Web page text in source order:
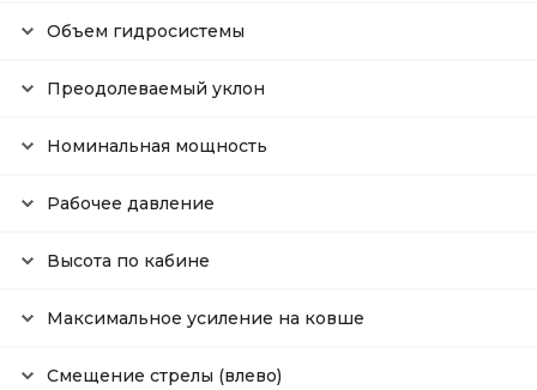
Объем гидросистемы
Преодолеваемый уклон
Номинальная мощность
Рабочее давление
Высота по кабине
Максимальное усиление на ковше
Смещение стрелы (влево)